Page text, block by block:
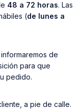
48 a 72 horas. Las
(de lunes a
de
para que
pedido.
a pie de calle.